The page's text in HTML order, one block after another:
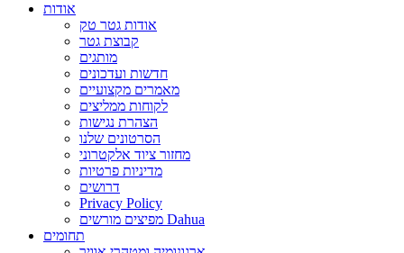
אודות
אודות גטר טק
קבוצת גטר
מותגים
חדשות ועדכונים
מאמרים מקצועיים
לקוחות ממליצים
הצהרת נגישות
הסרטונים שלנו
מחזור ציוד אלקטרוני
מדיניות פרטיות
דרושים
Privacy Policy
מפיצים מורשים Dahua
תחומים